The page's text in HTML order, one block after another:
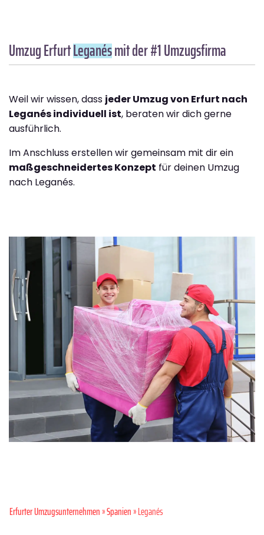
Umzug ErfurtLeganésmit der #1 Umzugsfirma
Weil wir wissen, dass jeder Umzug von Erfurt nach
Leganés individuell ist, beraten wir dich gerne
ausführlich.
Im Anschluss erstellen wir gemeinsam mit dir ein
maßgeschneidertes Konzept für deinen Umzug
nach Leganés.
Erfurter Umzugsunternehmen»Spanien» Leganés